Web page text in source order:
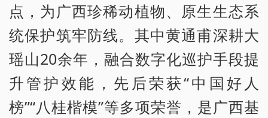
点，为广西珍稀动植物、原生生态系
统保护筑牢防线。其中黄通甫深耕大
瑶山20余年，融合数字化巡护手段提
升管护效能，先后荣获“中国好人
榜”“八桂楷模”等多项荣誉，是广西基